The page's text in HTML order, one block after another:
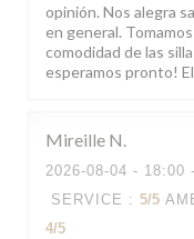
opinión. Nos alegra
en general.
comodidad de las
esperamos pronto!
Mireille N
2026-08-04 - 18:00
SERVICE : 5/5
4/5